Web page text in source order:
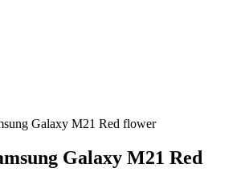
Galaxy M21 Red flower
Galaxy M21 Red